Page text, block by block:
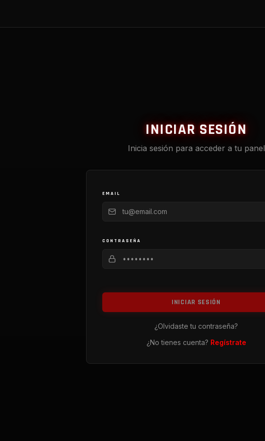
INICIAR SESIÓN
Inicia sesión para acceder a tu panel
EMAIL
CONTRASEÑA
INICIAR SESIÓN
¿Olvidaste tu contraseña?
¿No tienes cuenta? Regístrate